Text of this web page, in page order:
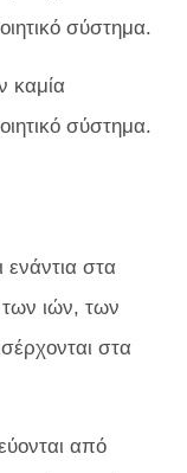
σύστημα.
καμία
σύστημα.
ενάντια στα
ιών, των
στα
από